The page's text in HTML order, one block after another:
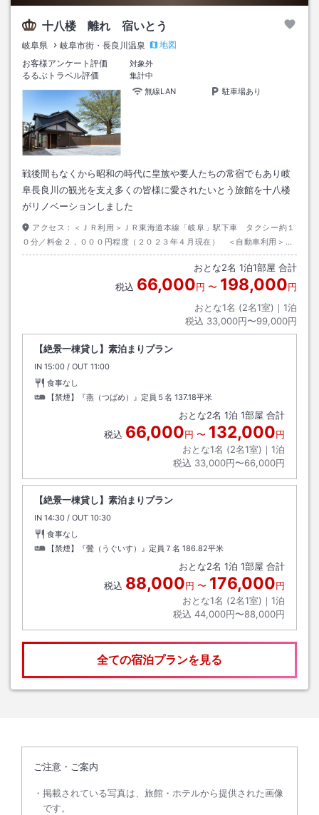
十八楼 離れ 宿いとう
岐阜県 岐阜市街・長良川温泉
地図
お客様アンケート評価
対象外
るるぶトラベル評価
集計中
無線LAN
駐車場あり
戦後間もなくから昭和の時代に皇族や要人たちの常宿でもあり岐
阜長良川の観光を支え多くの皆様に愛されたいとう旅館を十八楼
がリノベーションしました
アクセス：
＜ＪＲ利用＞ＪＲ東海道本線「岐阜」駅下車 タクシー約１
０分／料金２，０００円程度（２０２３年４月現在） ＜自動車利用＞東
海北陸自動車道 一宮木曽川Ｉ．Ｃより国道２２号線へ ※目標物：うか
おとな2名 1泊1部屋 合計
税込 66,000円 〜 198,000円
おとな1名 (2名1室)｜ 1泊
税込 33,000円〜99,000円
【絶景一棟貸し】素泊まりプラン
IN チェックイン
15:00 / OUT チェックアウト
11:00
食事なし
【禁煙】『燕（つばめ）』定員５名 137.18平米
おとな2名 1泊 1部屋 合計
税込 66,000円 〜 132,000円
おとな1名 (2名1室)｜ 1泊
税込 33,000円〜66,000円
【絶景一棟貸し】素泊まりプラン
IN チェックイン
14:30 / OUT チェックアウト
10:30
食事なし
【禁煙】『鶯（うぐいす）』定員７名 186.82平米
おとな2名 1泊 1部屋 合計
税込 88,000円 〜 176,000円
おとな1名 (2名1室)｜ 1泊
税込 44,000円〜88,000円
全ての宿泊プランを見る
ご注意・ご案内
掲載されている写真は、旅館・ホテルから提供された画像
です。